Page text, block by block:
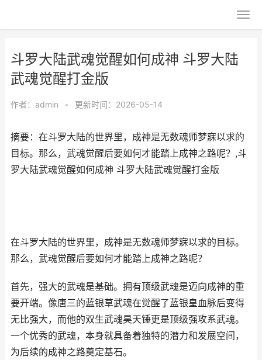
斗罗大陆武魂觉醒如何成神 斗罗大陆
武魂觉醒打金版
作者： admin • 更新时间：2026-05-14
摘要：在斗罗大陆的世界里，成神是无数魂师梦寐以求的
目标。那么，武魂觉醒后要如何才能踏上成神之路呢？,斗
罗大陆武魂觉醒如何成神 斗罗大陆武魂觉醒打金版
在斗罗大陆的世界里，成神是无数魂师梦寐以求的目标。
那么，武魂觉醒后要如何才能踏上成神之路呢？
首先，强大的武魂是基础。拥有顶级武魂是迈向成神的重
要开端。像唐三的蓝银草武魂在觉醒了蓝银皇血脉后变得
无比强大，而他的双生武魂昊天锤更是顶级强攻系武魂。
一个优秀的武魂，本身就具备着独特的潜力和发展空间，
为后续的成神之路奠定基石。